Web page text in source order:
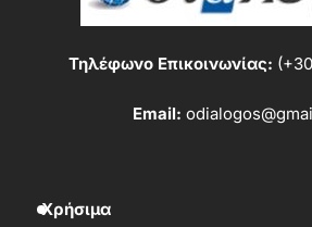
Τηλέφωνο Επικοινωνίας:
Email:
Χρήσιμα